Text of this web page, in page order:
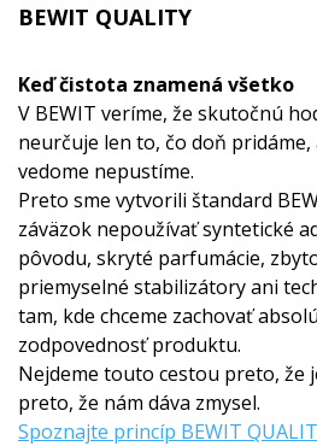
BEWIT QUALITY
Keď čistota znamená všetko
V BEWIT veríme, že skutočnú
neurčuje len to, čo doň pridáme,
vedome nepustíme.
Preto sme vytvorili štandard
záväzok nepoužívať syntetické
pôvodu, skryté parfumácie,
priemyselné stabilizátory ani
tam, kde chceme zachovať
zodpovednosť produktu.
Nejdeme touto cestou preto, že
preto, že nám dáva zmysel.
Spoznajte princíp BEWIT